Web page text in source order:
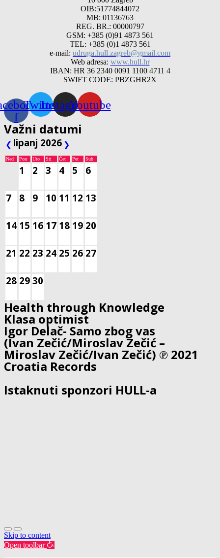
OIB:51774844072
MB: 01136763
REG. BR.: 00000797
GSM: +385 (0)91 4873 561
TEL: +385 (0)1 4873 561
e-mail: udruga.hull.zagreb@gmail.com
Web adresa: www.hull.hr
IBAN: HR 36 2340 0091 1100 4711 4
SWIFT CODE: PBZGHR2X
f
TwitterInstagramYoutube
Važni datumi
❮ lipanj 2026 ❯
Ned Pon Uto Sri Čet Pet Sub
1 2 3 4 5 6
7 8 9 10 11 12 13
14 15 16 17 18 19 20
21 22 23 24 25 26 27
28 29 30
Health through Knowledge
Klasa optimist
Igor Delač- Samo zbog vas
(Ivan Zečić/Miroslav Zečić –
Miroslav Zečić/Ivan Zečić) ℗ 2021
Croatia Records
Istaknuti sponzori HULL-a
Skip to content
Open toolbar